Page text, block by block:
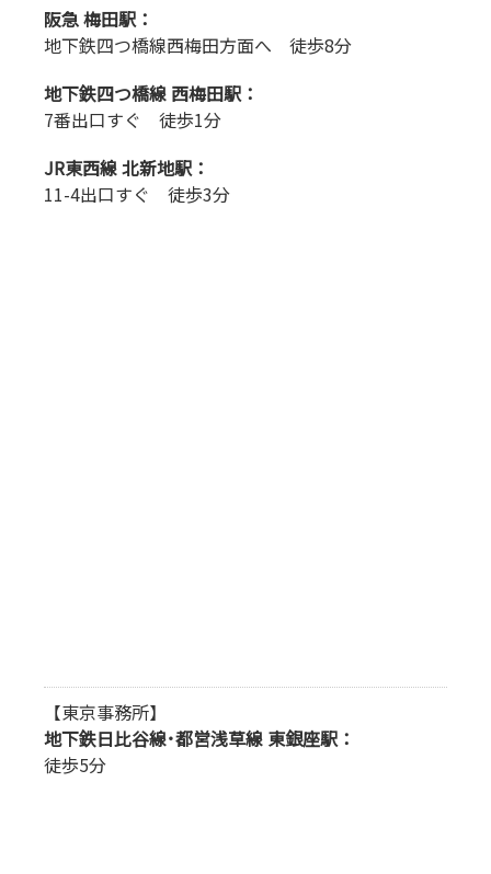
阪急 梅田駅：
地下鉄四つ橋線西梅田方面へ 徒歩8分
地下鉄四つ橋線 西梅田駅：
7番出口すぐ 徒歩1分
JR東西線 北新地駅：
11-4出口すぐ 徒歩3分
【東京事務所】
地下鉄日比谷線･都営浅草線 東銀座駅：
徒歩5分